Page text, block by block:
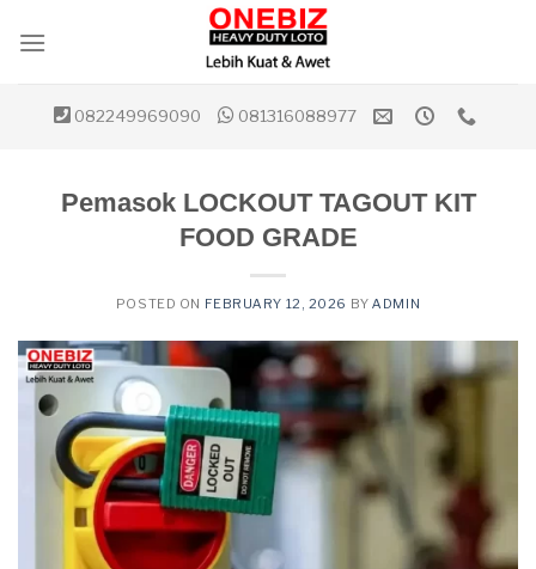
082249969090 081316088977
Pemasok LOCKOUT TAGOUT KIT
FOOD GRADE
POSTED ON FEBRUARY 12, 2026 BYADMIN